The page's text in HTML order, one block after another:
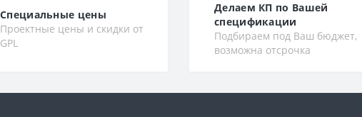
Специальные цены
Проектные цены и скидки от
GPL
Делаем КП по Вашей
спецификации
Подбираем под Ваш бюджет,
возможна отсрочка